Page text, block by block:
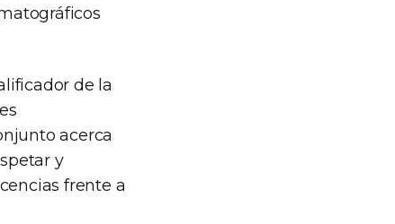
de la
acerca
y
frente a